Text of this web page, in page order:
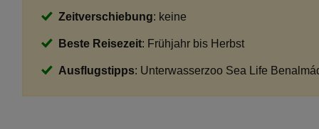
Zeitverschiebung: keine
Beste Reisezeit: Frühjahr bis Herbst
Ausflugstipps: Unterwasserzoo Sea Life